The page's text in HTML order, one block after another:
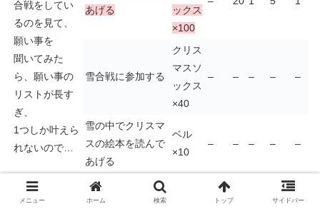
合戦をしてい
るのを見て、
願い事を
聞いてみた
ら、願い事の
リストが長す
ぎ、
1つしか叶えら
れないので…
あげる
ックス
×100
雪合戦に参加する
クリス
マスソ
ックス
×40
– – – – –
雪の中でクリスマ
スの絵本を読んで
あげる
ベル
×10
– – – – –
あなたが街を そのドレスを買っ
メニュー ホーム 検索 トップ サイドバー